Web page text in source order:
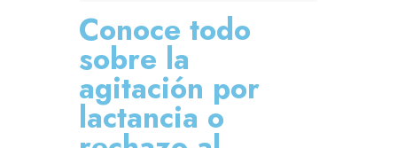
Conoce todo
sobre la
agitación por
lactancia o